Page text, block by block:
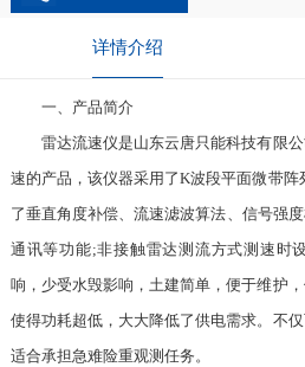
详情介绍
一、产品简介
雷达流速仪是山东云唐只能科技有限公
速的产品，该仪器采用了K波段平面微带
了垂直角度补偿、流速滤波算法、信号强
通讯等功能;非接触雷达测流方式测速时
响，少受水毁影响，土建简单，便于维护
使得功耗超低，大大降低了供电需求。不
适合承担急难险重观测任务。